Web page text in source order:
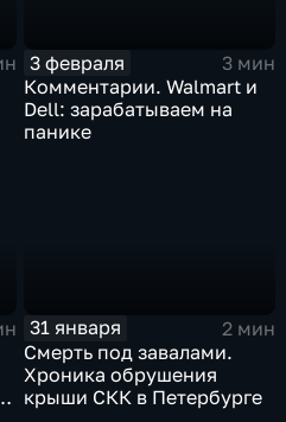
3 февраля
3 мин
Комментарии. Walmart и
Dell: зарабатываем на
панике
31 января
2 мин
Смерть под завалами.
Хроника обрушения
крыши СКК в Петербурге